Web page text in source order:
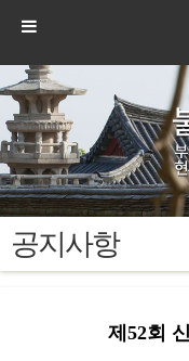
공지사항
제52회